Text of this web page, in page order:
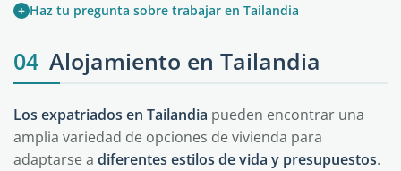
+ Haz tu pregunta sobre trabajar en Tailandia
04 Alojamiento en Tailandia
Los expatriados en Tailandia pueden encontrar una
amplia variedad de opciones de vivienda para
adaptarse a diferentes estilos de vida y presupuestos.